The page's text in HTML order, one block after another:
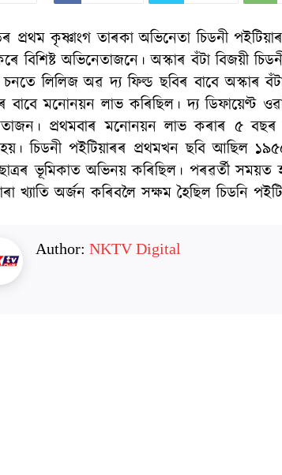
প্ৰথম কৃষ্ণাংগ তাৰকা অভিনেতা চিডনী
বিশিষ্ট অভিনেতাজনে। অস্কাৰ বঁটা বিজয়ী
লিলিজ অৱ দ্য ফিল্ড ছবিৰ বাবে অস্কাৰ
বাবে মনোনয়ন লাভ কৰিছিল। দ্য ডিফায়েণ্ট
প্ৰথমবাৰ মনোনয়ন লাভ কৰাৰ ৫ বছৰ
চিডনী পইটিয়াৰৰ প্ৰথমখন ছবি আছিল
ভূমিকাত অভিনয় কৰিছিল। পৰৱৰ্তী
খ্যাতি অৰ্জন কৰিবলৈ সক্ষম হৈছিল চিডনি
Author: NKTV Digital